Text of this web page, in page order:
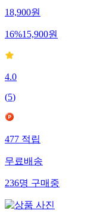
18,900원
16%15,900원
4.0
(5)
477적립
무료배송
236명구매중